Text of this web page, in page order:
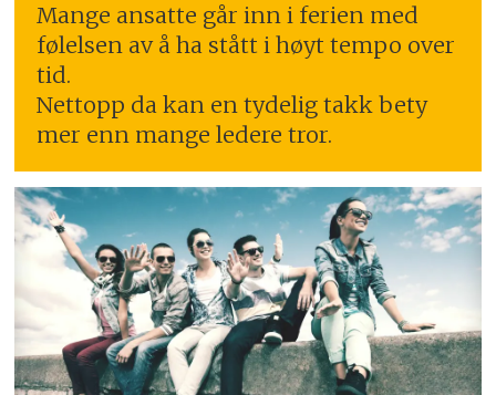
Mange ansatte går inn i ferien med
følelsen av å ha stått i høyt tempo over
tid.
Nettopp da kan en tydelig takk bety
mer enn mange ledere tror.